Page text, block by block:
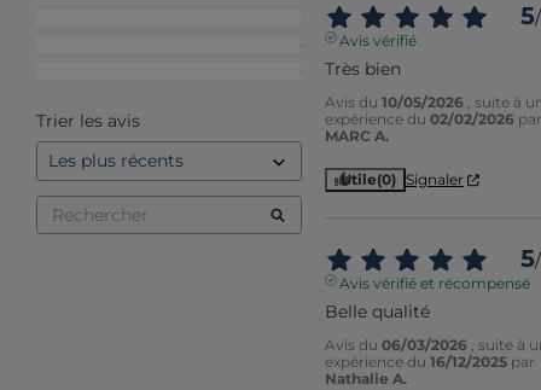
0
0
Trier les avis
5/
Avis vérifié
Très bien
Avis du 10/05/2026 , suite à
expérience du 02/02/2026 par
MARC A.
Utile(0) Signaler
5/
Avis vérifié et récompensé
Belle qualité
Avis du 06/03/2026 , suite à
expérience du 16/12/2025 par
Nathalie A.